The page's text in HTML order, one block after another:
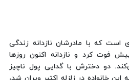
که با مادرشان نازدانه زندگی
فوت کرد و نازدانه اکنون روزها
دو دخترش با گدایی پول ناچیز
خانواده در زلزله اکتبر ویران شد،